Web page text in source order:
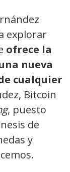
explorar
ofrece la
nueva
cualquier
Bitcoin
, puesto
de
y